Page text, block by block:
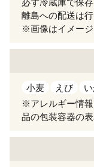
離島への配送は
※画像はイメージ
小麦 えび
※アレルギー情
品の包装容器の